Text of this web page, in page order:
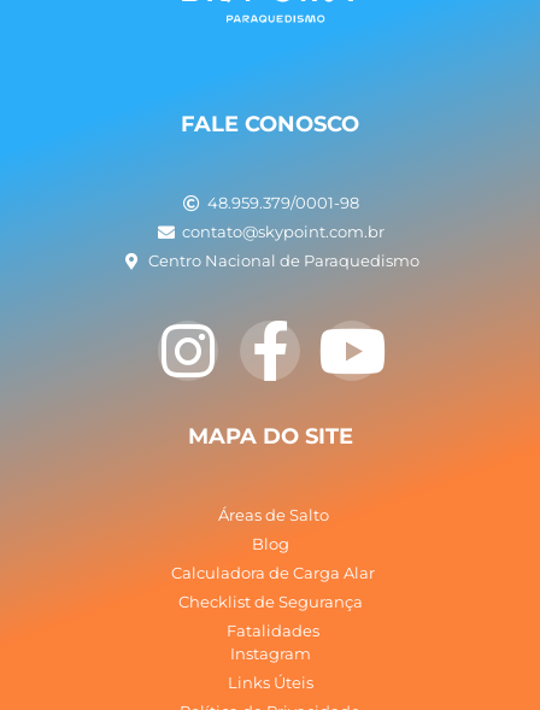
FALE CONOSCO
48.959.379/0001-98
contato@skypoint.com.br
Centro Nacional de Paraquedismo
I
n
s
a
g
r
F
a
c
e
b
o
o
Y
o
u
u
b
MAPA DO SITE
Áreas de Salto
Blog
Calculadora de Carga Alar
Checklist de Segurança
Fatalidades
Instagram
Links Úteis